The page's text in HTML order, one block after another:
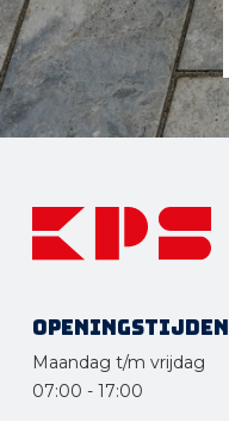
Openingstijden
Maandag t/m vrijdag
07:00 - 17:00